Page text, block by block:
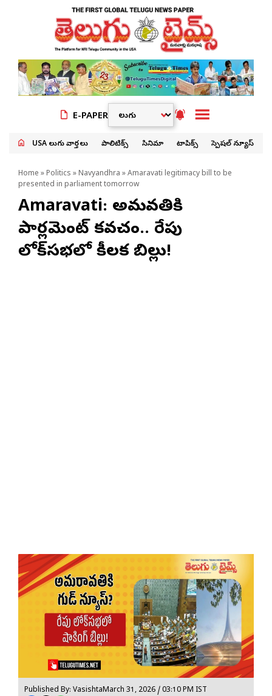
E-PAPER
USA తెలుగు వార్తలు పాలిటిక్స్ సినిమా టాపిక్స్ స్పెషల్ న్యూస్
Home » Politics » Navyandhra » Amaravati legitimacy bill to be
presented in parliament tomorrow
Amaravati: అమరావతికి
పార్లమెంట్ కవచం.. రేపు
లోక్‌సభలో కీలక బిల్లు!
Published By: VasishtaMarch 31, 2026 / 03:10 PM IST